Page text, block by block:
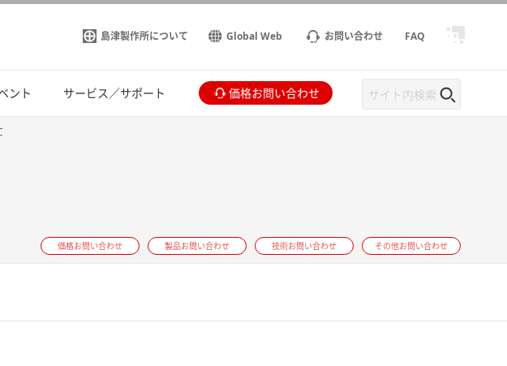
島津製作所について Global Web お問い合わせ FAQ
ント サービス／サポート 価格お問い合わせ
価格お問い合わせ 製品お問い合わせ 技術お問い合わせ その他お問い合わせ